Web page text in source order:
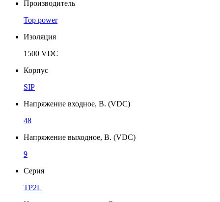
Производитель
Top power
Изоляция
1500 VDC
Корпус
SIP
Напряжение входное, В. (VDC)
48
Напряжение выходное, В. (VDC)
9
Серия
TP2L